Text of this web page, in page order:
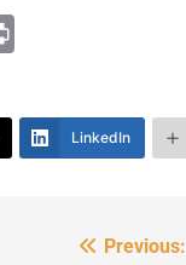
LinkedIn
Previous: